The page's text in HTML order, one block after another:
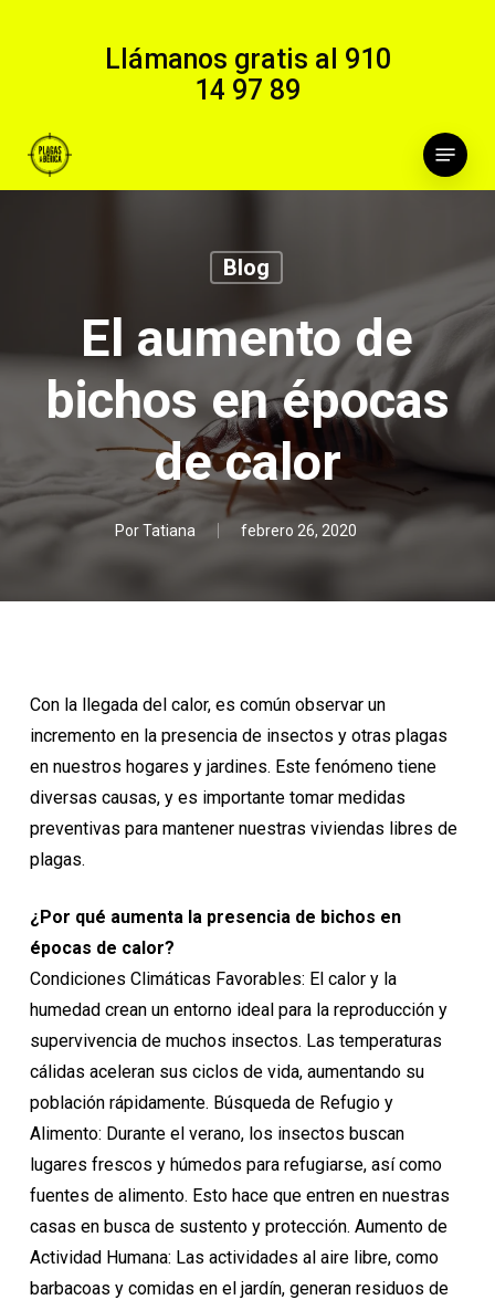
Llámanos gratis al 910
14 97 89
Menu
Blog
El aumento de
bichos en épocas
de calor
Por Tatiana febrero 26, 2020
Con la llegada del calor, es común observar un
incremento en la presencia de insectos y otras plagas
en nuestros hogares y jardines. Este fenómeno tiene
diversas causas, y es importante tomar medidas
preventivas para mantener nuestras viviendas libres de
plagas.
¿Por qué aumenta la presencia de bichos en
épocas de calor?
Condiciones Climáticas Favorables: El calor y la
humedad crean un entorno ideal para la reproducción y
supervivencia de muchos insectos. Las temperaturas
cálidas aceleran sus ciclos de vida, aumentando su
población rápidamente. Búsqueda de Refugio y
Alimento: Durante el verano, los insectos buscan
lugares frescos y húmedos para refugiarse, así como
fuentes de alimento. Esto hace que entren en nuestras
casas en busca de sustento y protección. Aumento de
Actividad Humana: Las actividades al aire libre, como
barbacoas y comidas en el jardín, generan residuos de